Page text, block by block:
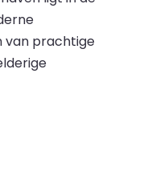
van prachtige